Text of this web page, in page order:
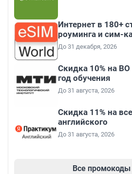
Интернет в 180+
роуминга и сим-
До 31 декабря, 2026
Скидка 10% на
год обучения
До 31 августа, 2026
Скидка 11% на
английского
До 31 августа, 2026
Все промокоды